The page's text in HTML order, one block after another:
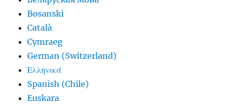
Bosanski
Català
Cymraeg
German (Switzerland)
Ελληνικά
Spanish (Chile)
Euskara